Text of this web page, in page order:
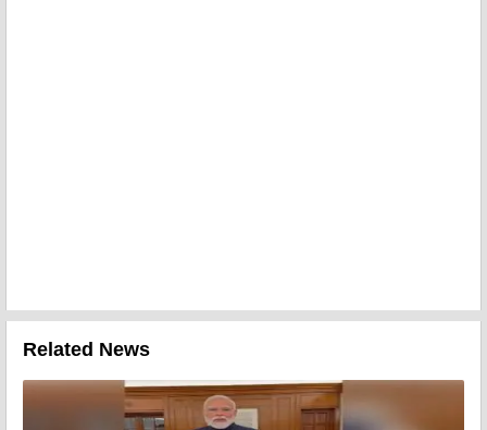
Related News